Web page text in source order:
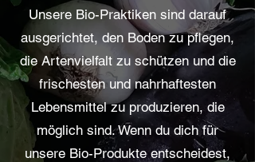
Unsere Bio-Praktiken sind darauf
ausgerichtet, den Boden zu pflegen,
die Artenvielfalt zu schützen und die
frischesten und nahrhaftesten
Lebensmittel zu produzieren, die
möglich sind. Wenn du dich für
unsere Bio-Produkte entscheidest,